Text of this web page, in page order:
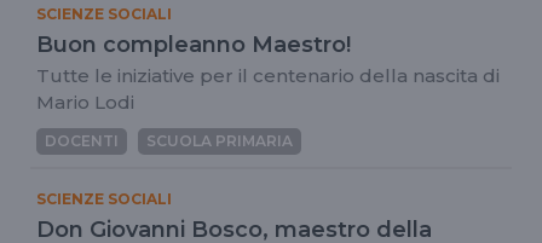
SCIENZE SOCIALI
Buon compleanno Maestro!
Tutte le iniziative per il centenario della nascita di
Mario Lodi
DOCENTI SCUOLA PRIMARIA
SCIENZE SOCIALI
Don Giovanni Bosco, maestro della